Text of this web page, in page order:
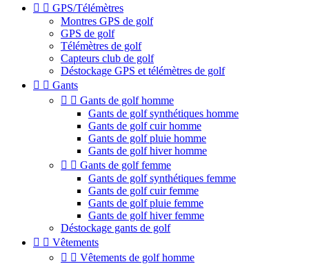
  GPS/Télémètres
Montres GPS de golf
GPS de golf
Télémètres de golf
Capteurs club de golf
Déstockage GPS et télémètres de golf
  Gants
  Gants de golf homme
Gants de golf synthétiques homme
Gants de golf cuir homme
Gants de golf pluie homme
Gants de golf hiver homme
  Gants de golf femme
Gants de golf synthétiques femme
Gants de golf cuir femme
Gants de golf pluie femme
Gants de golf hiver femme
Déstockage gants de golf
  Vêtements
  Vêtements de golf homme